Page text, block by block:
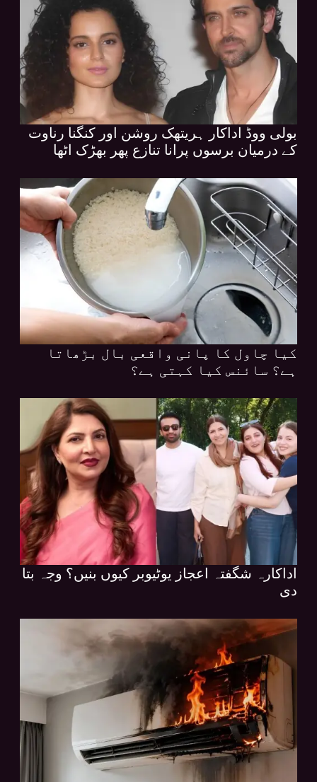
بولی ووڈ اداکار ہریتھک روشن اور کنگنا رناوت
کے درمیان برسوں پرانا تنازع پھر بھڑک اٹھا
کیا چاول کا پانی واقعی بال بڑھاتا
ہے؟ سائنس کیا کہتی ہے؟
اداکارہ شگفتہ اعجاز یوٹیوبر کیوں بنیں؟ وجہ بتا
دی